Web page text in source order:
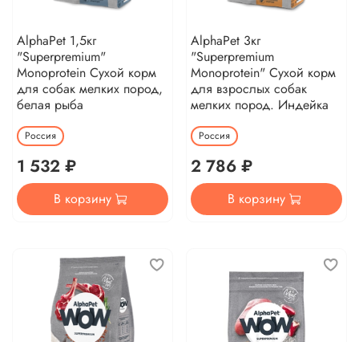
AlphaPet 1,5кг
"Superpremium"
Monoprotein Сухой корм
для собак мелких пород,
белая рыба
Россия
1 532 ₽
В корзину
AlphaPet 3кг
"Superpremium
Monoprotein" Сухой корм
для взрослых собак
мелких пород. Индейка
Россия
2 786 ₽
В корзину